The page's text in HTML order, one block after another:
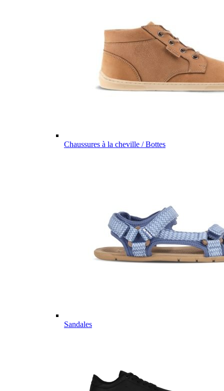
Chaussures à la cheville / Bottes
Sandales